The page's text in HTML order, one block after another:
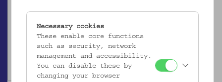
Necessary cookies
These enable core functions
such as security, network
management and accessibility.
You can disable these by
changing your browser